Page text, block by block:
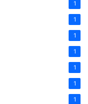
1
1
1
1
1
1
1